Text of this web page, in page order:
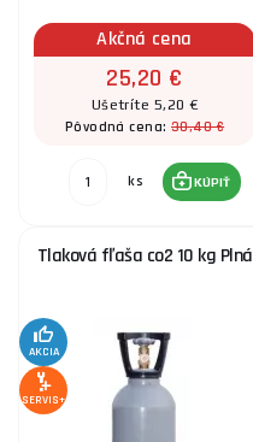
Akčná cena
25,20 €
Ušetríte 5,20 €
Pôvodná cena:30,40 €
ks KÚPIŤ
Tlaková fľaša co2 10 kg Plná
AKCIA
SERVIS+